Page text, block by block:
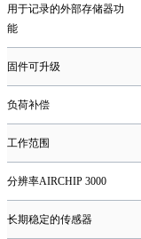
用于记录的外部存储器功
能
固件可升级
负荷补偿
工作范围
分辨率AIRCHIP 3000
长期稳定的传感器